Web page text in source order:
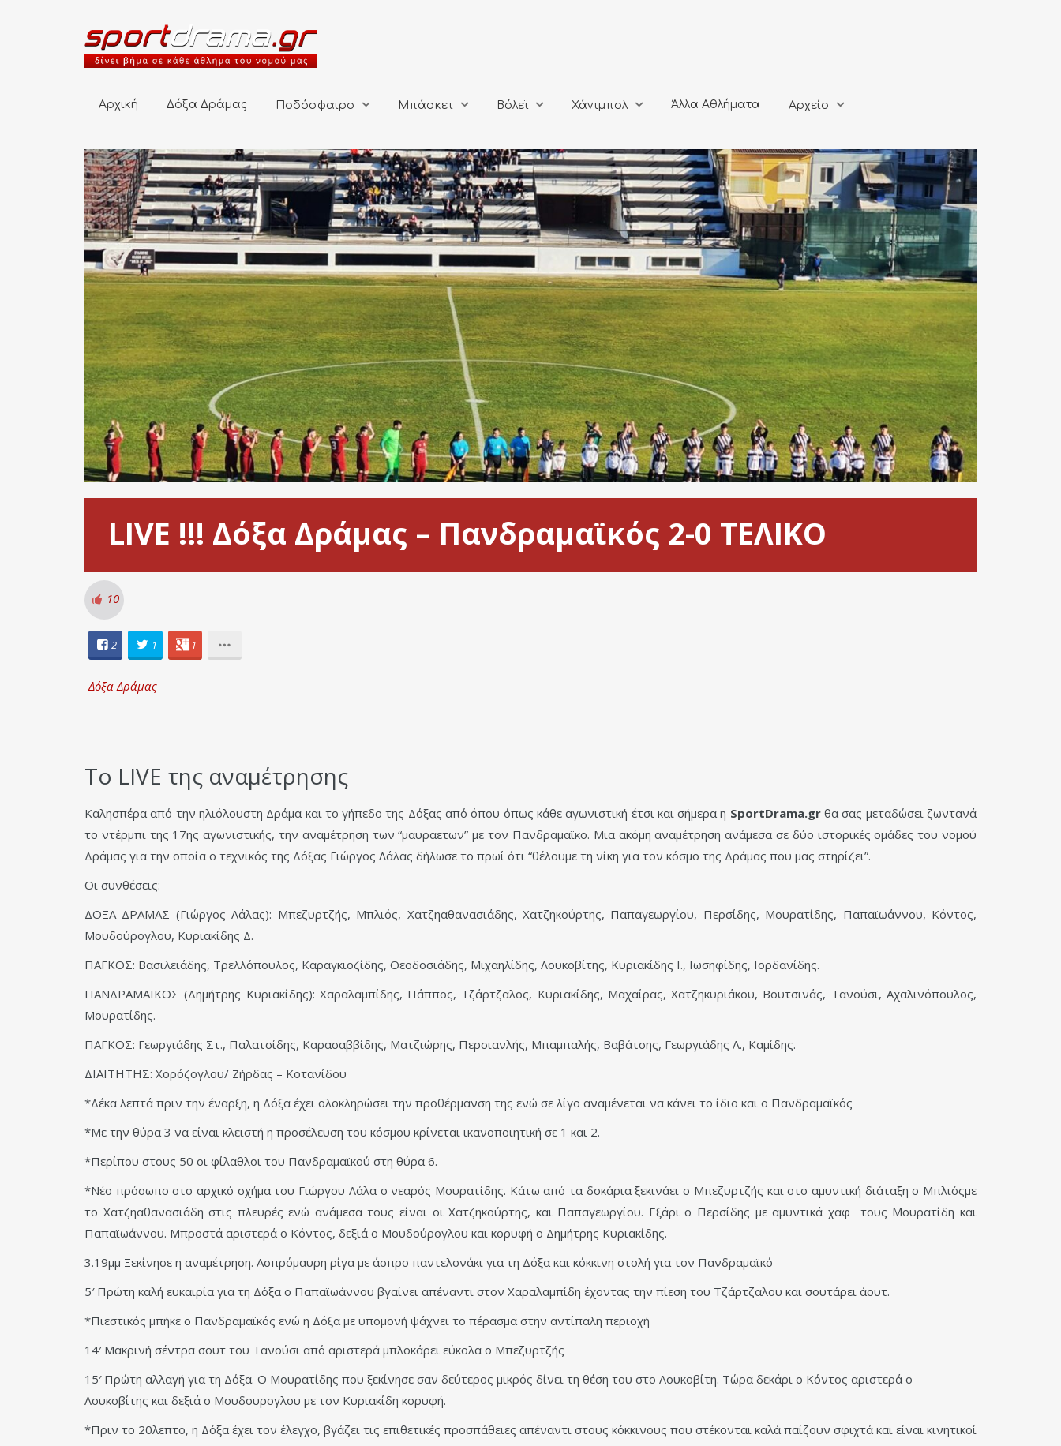
Αρχική Δόξα Δράμας Ποδόσφαιρο Μπάσκετ Βόλεϊ Χάντμπολ Άλλα Αθλήματα Αρχείο
LIVE !!! Δόξα Δράμας – Πανδραμαϊκός 2-0 ΤΕΛΙΚΟ
10
2 1 1
Δόξα Δράμας
Το LIVE της αναμέτρησης
Καλησπέρα από την ηλιόλουστη Δράμα και το γήπεδο της Δόξας από όπου όπως κάθε αγωνιστική έτσι και σήμερα η SportDrama.grθα σας μεταδώσει ζωντανά
το ντέρμπι της 17ης αγωνιστικής, την αναμέτρηση των “μαυραετων” με τον Πανδραμαϊκο. Μια ακόμη αναμέτρηση ανάμεσα σε δύο ιστορικές ομάδες του νομού
Δράμας για την οποία ο τεχνικός της Δόξας Γιώργος Λάλας δήλωσε το πρωί ότι “θέλουμε τη νίκη για τον κόσμο της Δράμας που μας στηρίζει”.
Οι συνθέσεις:
ΔΟΞΑ ΔΡΑΜΑΣ (Γιώργος Λάλας): Μπεζυρτζής, Μπλιός, Χατζηαθανασιάδης, Χατζηκούρτης, Παπαγεωργίου, Περσίδης, Μουρατίδης, Παπαϊωάννου, Κόντος,
Μουδούρογλου, Κυριακίδης Δ.
ΠΑΓΚΟΣ: Βασιλειάδης, Τρελλόπουλος, Καραγκιοζίδης, Θεοδοσιάδης, Μιχαηλίδης, Λουκοβίτης, Κυριακίδης Ι., Ιωσηφίδης, Ιορδανίδης.
ΠΑΝΔΡΑΜΑΪΚΟΣ (Δημήτρης Κυριακίδης): Χαραλαμπίδης, Πάππος, Τζάρτζαλος, Κυριακίδης, Μαχαίρας, Χατζηκυριάκου, Βουτσινάς, Τανούσι, Αχαλινόπουλος,
Μουρατίδης.
ΠΑΓΚΟΣ: Γεωργιάδης Στ., Παλατσίδης, Καρασαββίδης, Ματζιώρης, Περσιανλής, Μπαμπαλής, Βαβάτσης, Γεωργιάδης Λ., Καμίδης.
ΔΙΑΙΤΗΤΗΣ: Χορόζογλου/ Ζήρδας – Κοτανίδου
*Δέκα λεπτά πριν την έναρξη, η Δόξα έχει ολοκληρώσει την προθέρμανση της ενώ σε λίγο αναμένεται να κάνει το ίδιο και ο Πανδραμαϊκός
*Με την θύρα 3 να είναι κλειστή η προσέλευση του κόσμου κρίνεται ικανοποιητική σε 1 και 2.
*Περίπου στους 50 οι φίλαθλοι του Πανδραμαϊκού στη θύρα 6.
*Νέο πρόσωπο στο αρχικό σχήμα του Γιώργου Λάλα ο νεαρός Μουρατίδης. Κάτω από τα δοκάρια ξεκινάει ο Μπεζυρτζής και στο αμυντική διάταξη ο Μπλιόςμε
το Χατζηαθανασιάδη στις πλευρές ενώ ανάμεσα τους είναι οι Χατζηκούρτης, και Παπαγεωργίου. Εξάρι ο Περσίδης με αμυντικά χαφ τους Μουρατίδη και
Παπαϊωάννου. Μπροστά αριστερά ο Κόντος, δεξιά ο Μουδούρογλου και κορυφή ο Δημήτρης Κυριακίδης.
3.19μμ Ξεκίνησε η αναμέτρηση. Ασπρόμαυρη ρίγα με άσπρο παντελονάκι για τη Δόξα και κόκκινη στολή για τον Πανδραμαϊκό
5′ Πρώτη καλή ευκαιρία για τη Δόξα ο Παπαϊωάννου βγαίνει απέναντι στον Χαραλαμπίδη έχοντας την πίεση του Τζάρτζαλου και σουτάρει άουτ.
*Πιεστικός μπήκε ο Πανδραμαϊκός ενώ η Δόξα με υπομονή ψάχνει το πέρασμα στην αντίπαλη περιοχή
14′ Μακρινή σέντρα σουτ του Τανούσι από αριστερά μπλοκάρει εύκολα ο Μπεζυρτζής
15′ Πρώτη αλλαγή για τη Δόξα. Ο Μουρατίδης που ξεκίνησε σαν δεύτερος μικρός δίνει τη θέση του στο Λουκοβίτη. Τώρα δεκάρι ο Κόντος αριστερά ο
Λουκοβίτης και δεξιά ο Μουδουρογλου με τον Κυριακίδη κορυφή.
*Πριν το 20λεπτο, η Δόξα έχει τον έλεγχο, βγάζει τις επιθετικές προσπάθειες απέναντι στους κόκκινους που στέκονται καλά παίζουν σφιχτά και είναι κινητικοί